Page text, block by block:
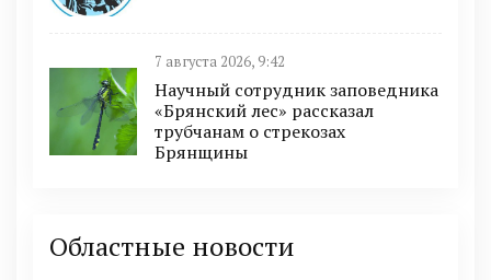
7 августа 2026, 9:42
Научный сотрудник заповедника
«Брянский лес» рассказал
трубчанам о стрекозах
Брянщины
Областные новости